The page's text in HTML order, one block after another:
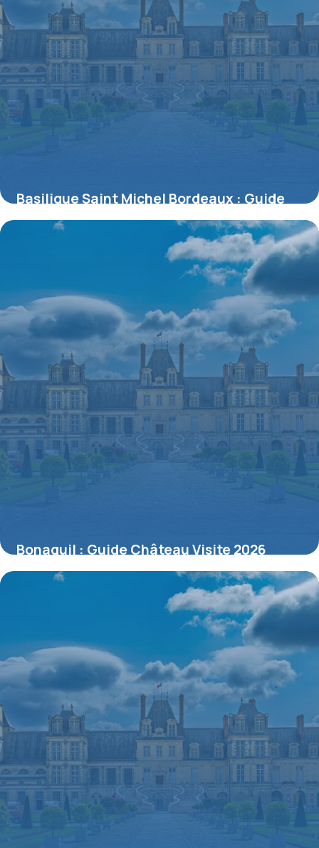
Basilique Saint Michel Bordeaux : Guide
Visite 2026
Bonaguil : Guide Château Visite 2026
10 juillet 2026